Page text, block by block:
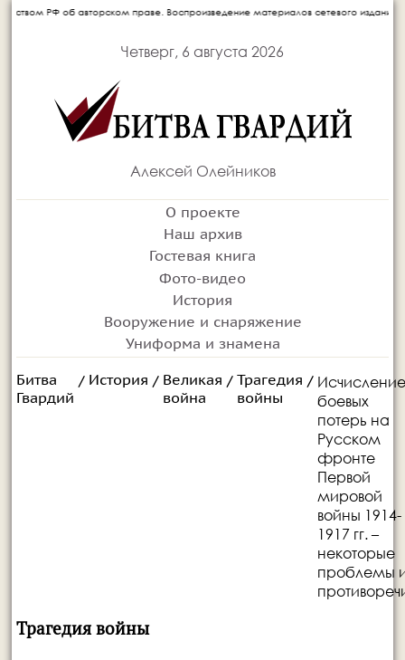
праве. Воспроизведение материалов сетевого издания запрещается без
Четверг, 6 августа 2026
Алексей Олейников
О проекте
Наш архив
Гостевая книга
Фото-видео
История
Вооружение и снаряжение
Униформа и знамена
Битва
Гвардий
/ История / Великая
война
/ Трагедия
войны
/ Исчисление
боевых
потерь на
Русском
фронте
Первой
мировой
войны 1914-
1917 гг. –
некоторые
проблемы
Трагедия войны